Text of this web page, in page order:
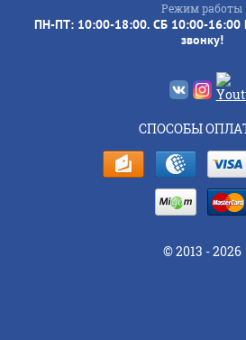
Режим работы
ПН-ПТ: 10:00-18:00. СБ 10:00-16:00
звонку!
СПОСОБЫ
© 2013 - 2026